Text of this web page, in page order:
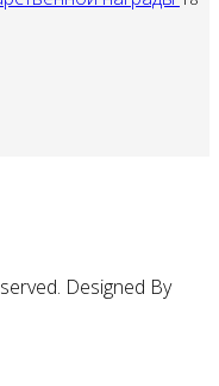
Designed By